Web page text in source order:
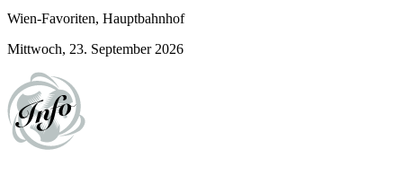
Wien-Favoriten, Hauptbahnhof
Mittwoch, 23. September 2026